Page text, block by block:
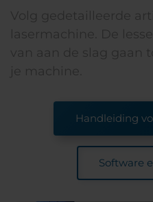
Handleiding
Software